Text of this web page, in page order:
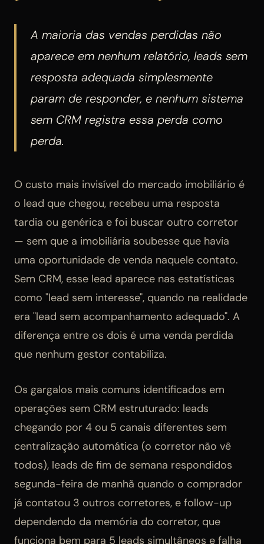
A maioria das vendas perdidas não
aparece em nenhum relatório, leads sem
resposta adequada simplesmente
param de responder, e nenhum sistema
sem CRM registra essa perda como
perda.
O custo mais invisível do mercado imobiliário é
o lead que chegou, recebeu uma resposta
tardia ou genérica e foi buscar outro corretor
— sem que a imobiliária soubesse que havia
uma oportunidade de venda naquele contato.
Sem CRM, esse lead aparece nas estatísticas
como "lead sem interesse", quando na realidade
era "lead sem acompanhamento adequado". A
diferença entre os dois é uma venda perdida
que nenhum gestor contabiliza.
Os gargalos mais comuns identificados em
operações sem CRM estruturado: leads
chegando por 4 ou 5 canais diferentes sem
centralização automática (o corretor não vê
todos), leads de fim de semana respondidos
segunda-feira de manhã quando o comprador
já contatou 3 outros corretores, e follow-up
dependendo da memória do corretor, que
funciona bem para 5 leads simultâneos e falha